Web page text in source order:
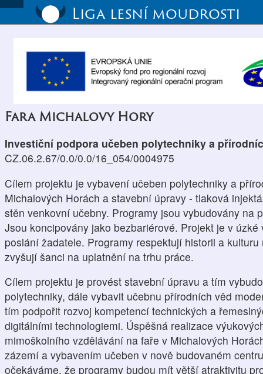
Liga lesní moudrosti
Fara Michalovy Hory
Investiční podpora učeben polytechniky a
CZ.06.2.67/0.0/0.0/16_054/0004975
Cílem projektu je vybavení učeben polytechniky a
Michalových Horách a stavební úpravy - tlaková
stěn venkovní učebny. Programy jsou vybudovány na
Jsou koncipovány jako bezbariérové. Projekt je v
poslání žadatele. Programy respektují historii a
zvyšují šanci na uplatnění na trhu práce.
Cílem projektu je provést stavební úpravu a tím
polytechniky, dále vybavit učebnu přírodních věd
tím podpořit rozvoj kompetencí technických a
digitálními technologiemi. Úspěšná realizace
mimoškolního vzdělávání na faře v Michalových
zázemí a vybavením učeben v nově budovaném
očekáváme, že programy budou mít větší atraktivitu